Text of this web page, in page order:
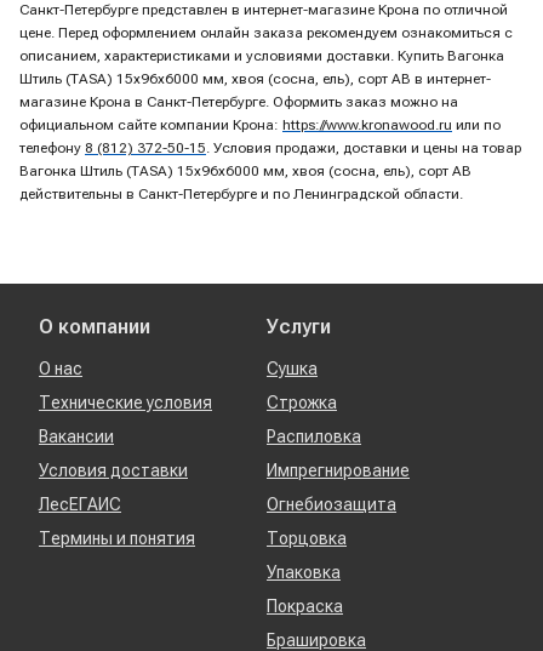
Санкт-Петербурге представлен в интернет-магазине Крона по отличной
цене. Перед оформлением онлайн заказа рекомендуем ознакомиться с
описанием, характеристиками и условиями доставки. Купить Вагонка
Штиль (TASA) 15х96х6000 мм, хвоя (сосна, ель), сорт AB в интернет-
магазине Крона в Санкт-Петербурге. Оформить заказ можно на
официальном сайте компании Крона: https://www.kronawood.ru или по
телефону 8 (812) 372-50-15. Условия продажи, доставки и цены на товар
Вагонка Штиль (TASA) 15х96х6000 мм, хвоя (сосна, ель), сорт AB
действительны в Санкт-Петербурге и по Ленинградской области.
О компании
О нас
Технические условия
Вакансии
Условия доставки
ЛесЕГАИС
Термины и понятия
Услуги
Сушка
Строжка
Распиловка
Импрегнирование
Огнебиозащита
Торцовка
Упаковка
Покраска
Брашировка